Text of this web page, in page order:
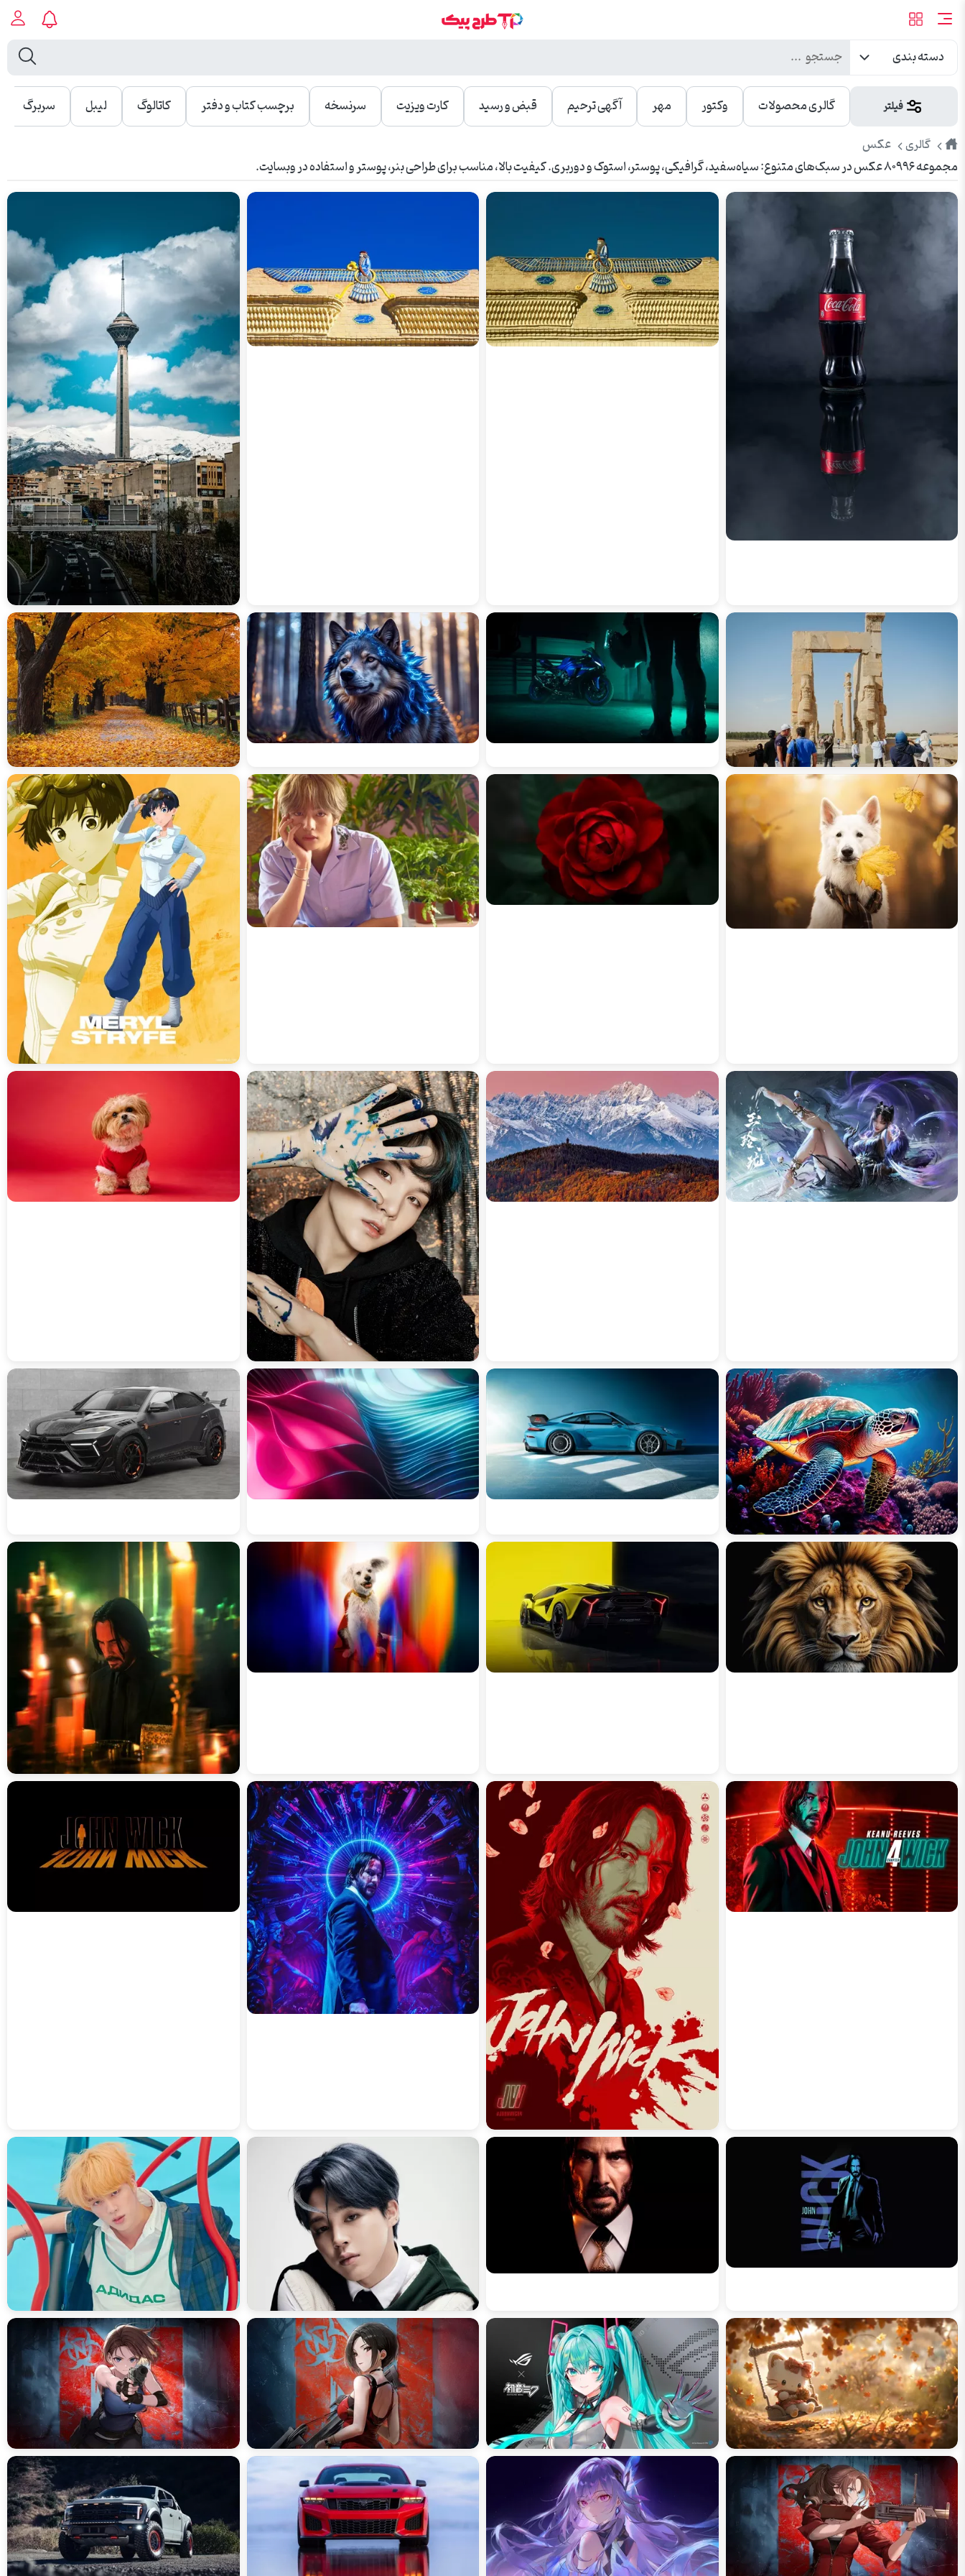
دسته بندی
فیلتر گالری محصولات وکتور مهر آگهی ترحیم قبض و رسید کارت ویزیت سرنسخه برچسب کتاب و دفتر کاتالوگ لیبل سربرگ
طرح
پیک
گالری
عکس
مجموعه ۸۰۹۹۶ عکس در سبک‌های متنوع: سیاه‌سفید، گرافیکی، پوستر، استوک و دوربری. کیفیت بالا، مناسب برای طراحی بنر، پوستر و استفاده در وبسایت.